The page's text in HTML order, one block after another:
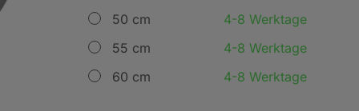
50 cm
4-8 Werktage
55 cm
4-8 Werktage
60 cm
4-8 Werktage